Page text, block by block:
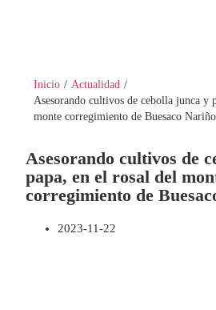
Inicio / Actualidad /
Asesorando cultivos de cebolla junca y
monte corregimiento de Buesaco Nariño
Asesorando cultivos de
papa, en el rosal del
corregimiento de
2023-11-22